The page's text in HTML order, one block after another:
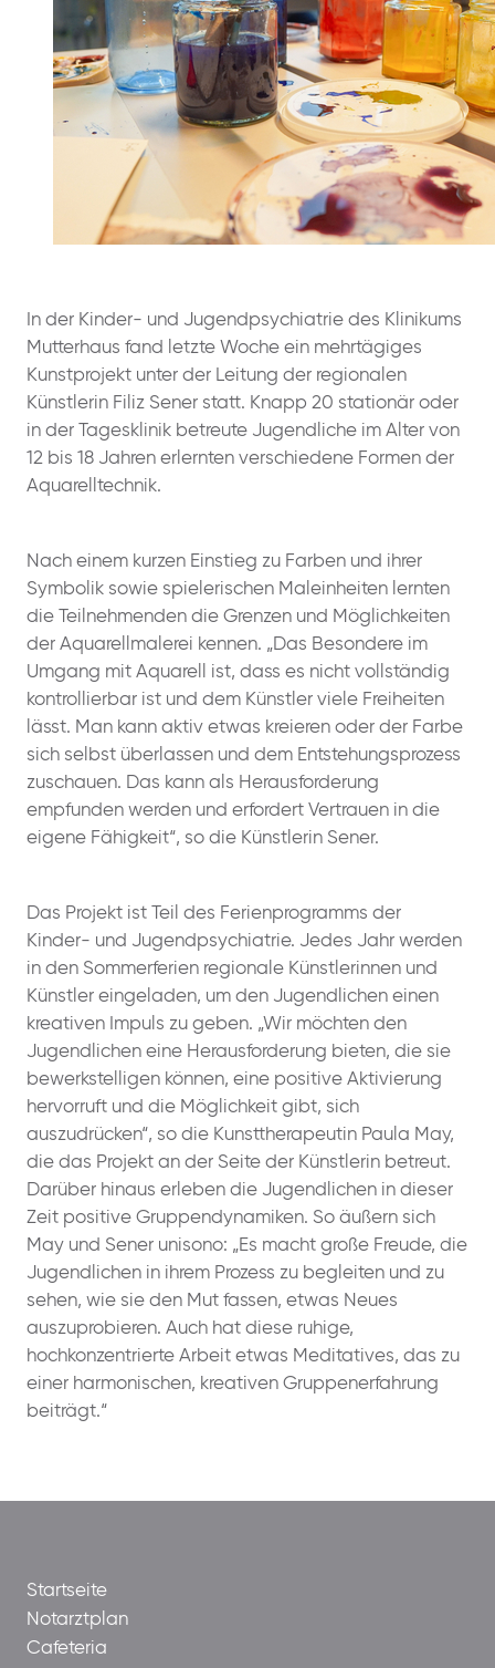
In der Kinder- und Jugendpsychiatrie des Klinikums
Mutterhaus fand letzte Woche ein mehrtägiges
Kunstprojekt unter der Leitung der regionalen
Künstlerin Filiz Sener statt. Knapp 20 stationär oder
in der Tagesklinik betreute Jugendliche im Alter von
12 bis 18 Jahren erlernten verschiedene Formen der
Aquarelltechnik.
Nach einem kurzen Einstieg zu Farben und ihrer
Symbolik sowie spielerischen Maleinheiten lernten
die Teilnehmenden die Grenzen und Möglichkeiten
der Aquarellmalerei kennen. „Das Besondere im
Umgang mit Aquarell ist, dass es nicht vollständig
kontrollierbar ist und dem Künstler viele Freiheiten
lässt. Man kann aktiv etwas kreieren oder der Farbe
sich selbst überlassen und dem Entstehungsprozess
zuschauen. Das kann als Herausforderung
empfunden werden und erfordert Vertrauen in die
eigene Fähigkeit“, so die Künstlerin Sener.
Das Projekt ist Teil des Ferienprogramms der
Kinder- und Jugendpsychiatrie. Jedes Jahr werden
in den Sommerferien regionale Künstlerinnen und
Künstler eingeladen, um den Jugendlichen einen
kreativen Impuls zu geben. „Wir möchten den
Jugendlichen eine Herausforderung bieten, die sie
bewerkstelligen können, eine positive Aktivierung
hervorruft und die Möglichkeit gibt, sich
auszudrücken“, so die Kunsttherapeutin Paula May,
die das Projekt an der Seite der Künstlerin betreut.
Darüber hinaus erleben die Jugendlichen in dieser
Zeit positive Gruppendynamiken. So äußern sich
May und Sener unisono: „Es macht große Freude, die
Jugendlichen in ihrem Prozess zu begleiten und zu
sehen, wie sie den Mut fassen, etwas Neues
auszuprobieren. Auch hat diese ruhige,
hochkonzentrierte Arbeit etwas Meditatives, das zu
einer harmonischen, kreativen Gruppenerfahrung
beiträgt.“
Startseite
Notarztplan
Cafeteria